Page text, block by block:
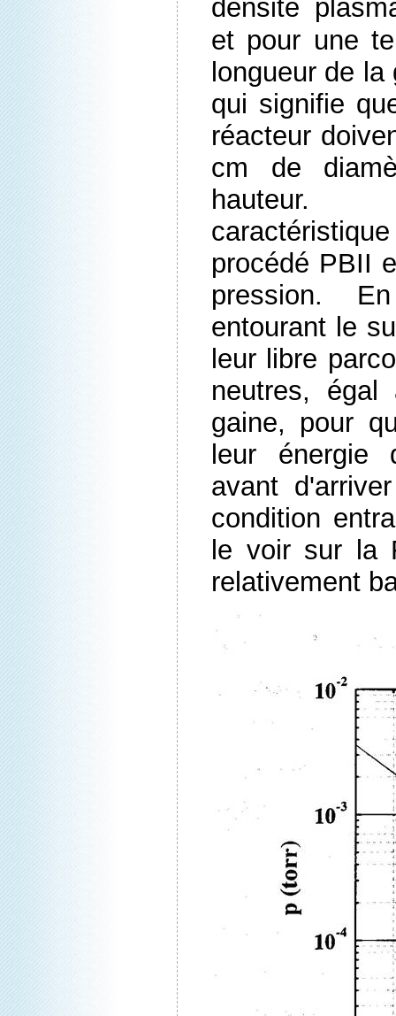
densité
et pour une
longueur de
qui signifie
réacteur
cm de
hauteur.
procédé PBII
pression.
entourant le
leur libre
neutres,
gaine, pour
leur énergie
avant
condition
le voir sur la
relativement